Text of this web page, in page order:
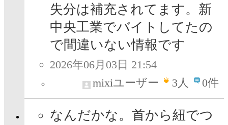
失分は補充されてます。新
中央工業でバイトしてたの
で間違いない情報です
2026年06月03日 21:54
mixiユーザー
3人 0件
なんだかな。首から紐でつ